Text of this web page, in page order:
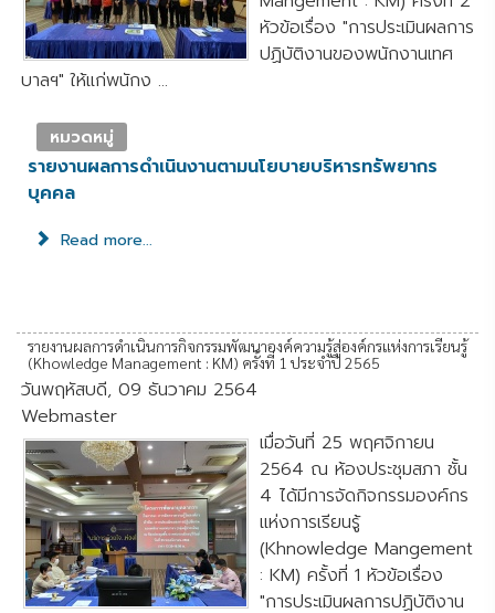
หัวข้อเรื่อง "การประเมินผลการ
ปฏิบัติงานของพนักงานเทศ
บาลฯ" ให้แก่พนักง ...
หมวดหมู่
รายงานผลการดำเนินงานตามนโยบายบริหารทรัพยากร
บุคคล
Read more...
รายงานผลการดำเนินการกิจกรรมพัฒนาองค์ความรู้สู่องค์กรแห่งการเรียนรู้
(Khowledge Management : KM) ครั้งที่ 1 ประจำปี 2565
วันพฤหัสบดี, 09 ธันวาคม 2564
Webmaster
เมื่อวันที่ 25 พฤศจิกายน
2564 ณ ห้องประชุมสภา ชั้น
4 ได้มีการจัดกิจกรรมองค์กร
แห่งการเรียนรู้
(Khnowledge Mangement
: KM) ครั้งที่ 1 หัวข้อเรื่อง
"การประเมินผลการปฏิบัติงาน